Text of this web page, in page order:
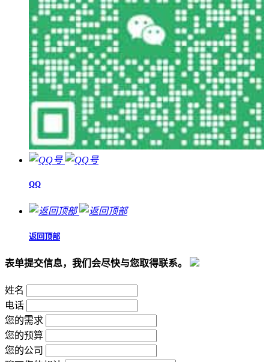
QQ
返回顶部
表单提交信息，我们会尽快与您取得联系。
姓名
电话
您的需求
您的预算
您的公司